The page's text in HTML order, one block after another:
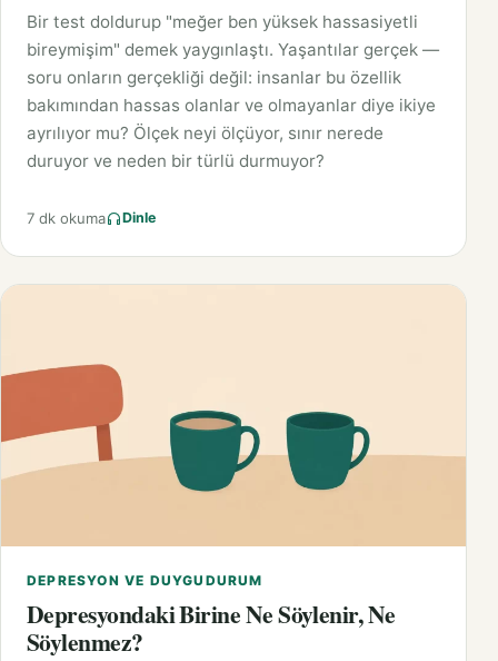
Bir test doldurup "meğer ben yüksek hassasiyetli
bireymişim" demek yaygınlaştı. Yaşantılar gerçek —
soru onların gerçekliği değil: insanlar bu özellik
bakımından hassas olanlar ve olmayanlar diye ikiye
ayrılıyor mu? Ölçek neyi ölçüyor, sınır nerede
duruyor ve neden bir türlü durmuyor?
7 dk okuma Dinle
DEPRESYON VE DUYGUDURUM
Depresyondaki Birine Ne Söylenir, Ne
Söylenmez?